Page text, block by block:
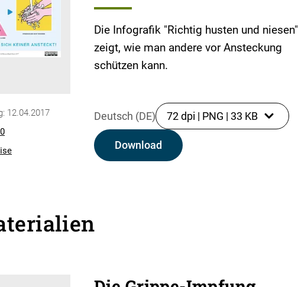
12.04.2017
Die Infografik "Richtig husten und niesen"
zeigt, wie man andere vor Ansteckung
schützen kann.
Deutsch (DE) 72 dpi | PNG | 33 KB
Download